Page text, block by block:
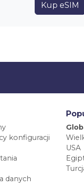
Kup eSIM
konfiguracji
danych
USA